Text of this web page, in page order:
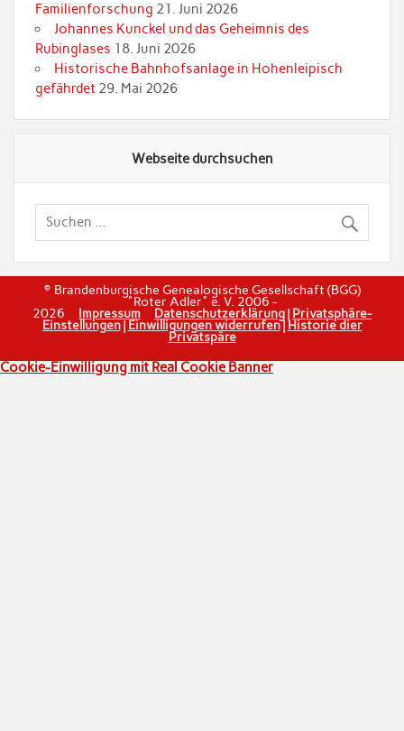
Familienforschung 21. Juni 2026
Johannes Kunckel und das Geheimnis des
Rubinglases 18. Juni 2026
Historische Bahnhofsanlage in Hohenleipisch
gefährdet 29. Mai 2026
Webseite durchsuchen
© Brandenburgische Genealogische Gesellschaft (BGG)
"Roter Adler" e. V. 2006 -
2026 Impressum Datenschutzerklärung| Privatsphäre-
Einstellungen| Einwilligungen widerrufen|Historie dier
Privatspäre
Cookie-Einwilligung mit Real Cookie Banner